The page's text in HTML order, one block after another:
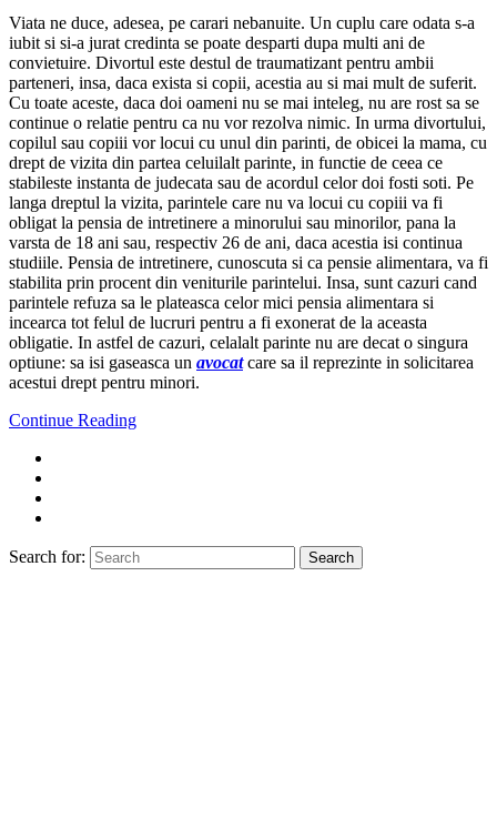
Viata ne duce, adesea, pe carari nebanuite. Un cuplu care odata s-a
iubit si si-a jurat credinta se poate desparti dupa multi ani de
convietuire. Divortul este destul de traumatizant pentru ambii
parteneri, insa, daca exista si copii, acestia au si mai mult de suferit.
Cu toate aceste, daca doi oameni nu se mai inteleg, nu are rost sa se
continue o relatie pentru ca nu vor rezolva nimic. In urma divortului,
copilul sau copiii vor locui cu unul din parinti, de obicei la mama, cu
drept de vizita din partea celuilalt parinte, in functie de ceea ce
stabileste instanta de judecata sau de acordul celor doi fosti soti. Pe
langa dreptul la vizita, parintele care nu va locui cu copiii va fi
obligat la pensia de intretinere a minorului sau minorilor, pana la
varsta de 18 ani sau, respectiv 26 de ani, daca acestia isi continua
studiile. Pensia de intretinere, cunoscuta si ca pensie alimentara, va fi
stabilita prin procent din veniturile parintelui. Insa, sunt cazuri cand
parintele refuza sa le plateasca celor mici pensia alimentara si
incearca tot felul de lucruri pentru a fi exonerat de la aceasta
obligatie. In astfel de cazuri, celalalt parinte nu are decat o singura
optiune: sa isi gaseasca un avocatcare sa il reprezinte in solicitarea
acestui drept pentru minori.
Continue Reading
Search for: Search